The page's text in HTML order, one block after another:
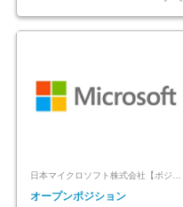
日本マイクロソフト株式会社【ポジションマッチ登録】
オープンポジション